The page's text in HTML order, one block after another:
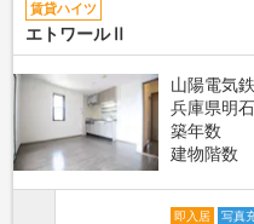
賃貸ハイツ
エトワールⅡ
山陽電気
兵庫県明
築年数
建物階数
即入居 写真